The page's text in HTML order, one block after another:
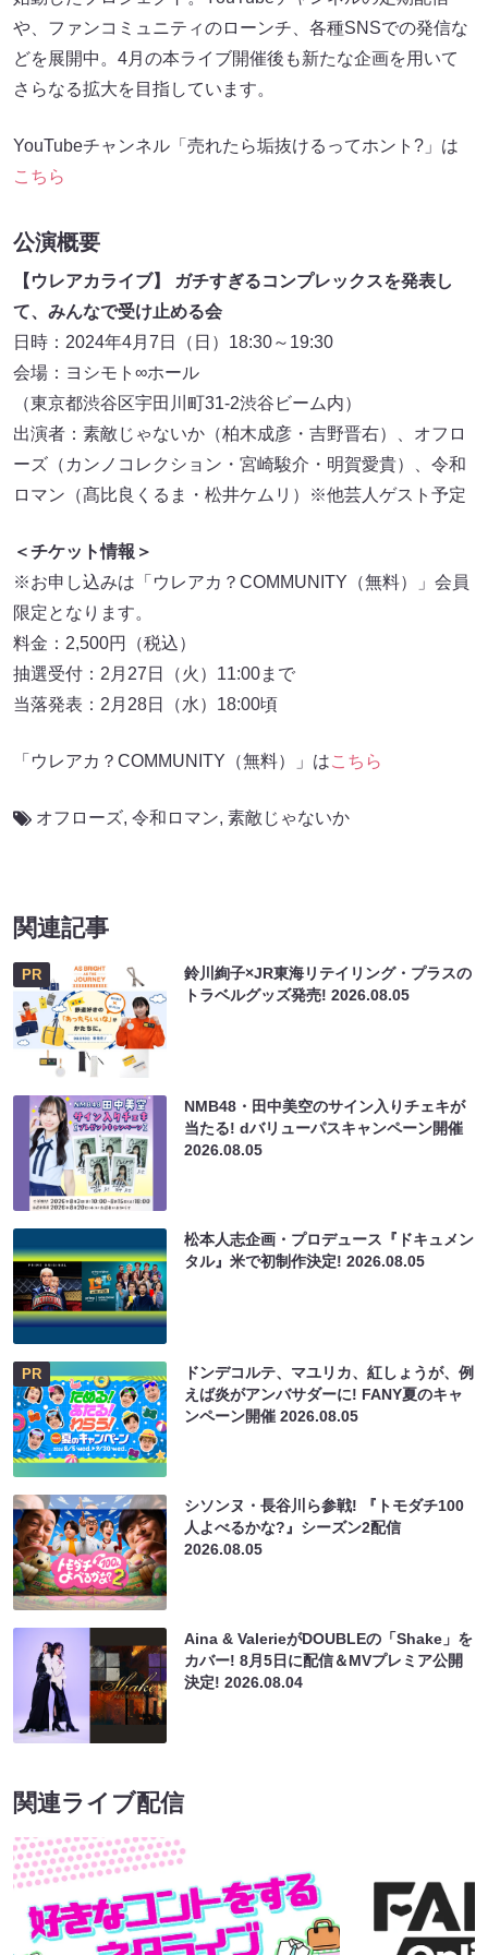
や、ファンコミュニティのローンチ、各種SNSでの発信な
どを展開中。4月の本ライブ開催後も新たな企画を用いて
さらなる拡大を目指しています。
YouTubeチャンネル「売れたら垢抜けるってホント?」は
こちら
公演概要
【ウレアカライブ】 ガチすぎるコンプレックスを発表し
て、みんなで受け止める会
日時：2024年4月7日（日）18:30～19:30
会場：ヨシモト∞ホール
（東京都渋谷区宇田川町31-2渋谷ビーム内）
出演者：素敵じゃないか（柏木成彦・吉野晋右）、オフロ
ーズ（カンノコレクション・宮崎駿介・明賀愛貴）、令和
ロマン（髙比良くるま・松井ケムリ）※他芸人ゲスト予定
＜チケット情報＞
※お申し込みは「ウレアカ？COMMUNITY（無料）」会員
限定となります。
料金：2,500円（税込）
抽選受付：2月27日（火）11:00まで
当落発表：2月28日（水）18:00頃
「ウレアカ？COMMUNITY（無料）」はこちら
オフローズ, 令和ロマン, 素敵じゃないか
関連記事
PR
鈴川絢子×JR東海リテイリング・プラスの
トラベルグッズ発売!2026.08.05
NMB48・田中美空のサイン入りチェキが
当たる! dバリューパスキャンペーン開催
2026.08.05
松本人志企画・プロデュース『ドキュメン
タル』米で初制作決定!2026.08.05
PR
ドンデコルテ、マユリカ、紅しょうが、例
えば炎がアンバサダーに! FANY夏のキャ
ンペーン開催2026.08.05
シソンヌ・長谷川ら参戦! 『トモダチ100
人よべるかな?』シーズン2配信
2026.08.05
Aina & ValerieがDOUBLEの「Shake」を
カバー! 8月5日に配信＆MVプレミア公開
決定!2026.08.04
関連ライブ配信